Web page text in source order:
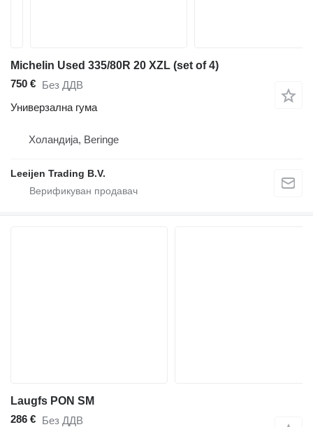
Michelin Used 335/80R 20 XZL (set of 4)
750 € Без ДДВ
Универзална гума
Холандија, Beringe
Leeijen Trading B.V.
Laugfs PON SM
286 € Без ДДВ